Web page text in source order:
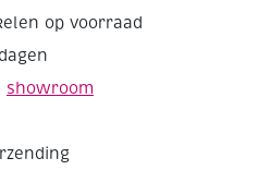
op voorraad
showroom